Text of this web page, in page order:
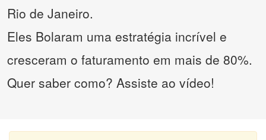
Rio de Janeiro.
Eles Bolaram uma estratégia incrível e
cresceram o faturamento em mais de 80%.
Quer saber como? Assiste ao vídeo!